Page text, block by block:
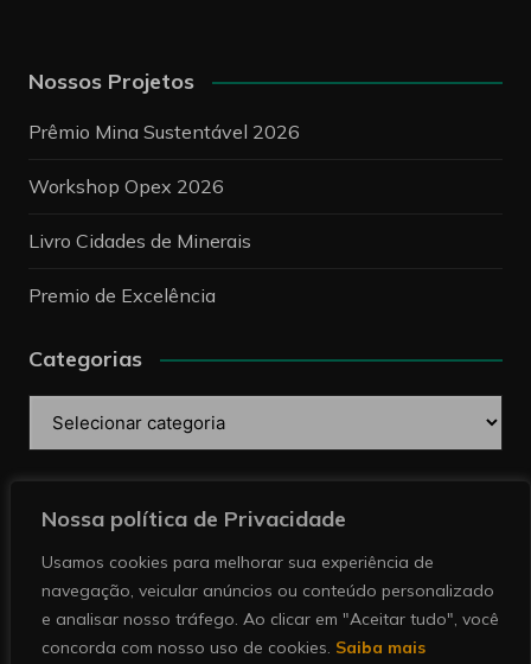
Nossa política de Privacidade
Usamos cookies para melhorar sua experiência de
navegação, veicular anúncios ou conteúdo personalizado
e analisar nosso tráfego. Ao clicar em "Aceitar tudo", você
concorda com nosso uso de cookies. Saiba mais
Nossos Projetos
Prêmio Mina Sustentável 2026
Workshop Opex 2026
Livro Cidades de Minerais
Premio de Excelência
Categorias